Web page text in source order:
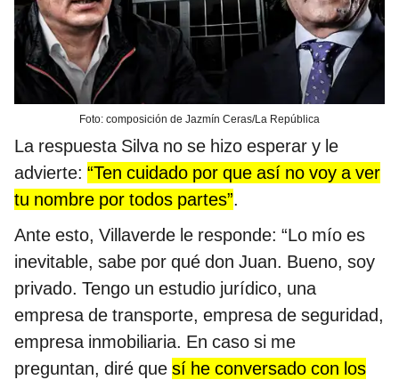
Foto: composición de Jazmín Ceras/La República
La respuesta Silva no se hizo esperar y le
advierte: “Ten cuidado por que así no voy a ver
tu nombre por todos partes”.
Ante esto, Villaverde le responde: “Lo mío es
inevitable, sabe por qué don Juan. Bueno, soy
privado. Tengo un estudio jurídico, una
empresa de transporte, empresa de seguridad,
empresa inmobiliaria. En caso si me
preguntan, diré que sí he conversado con los